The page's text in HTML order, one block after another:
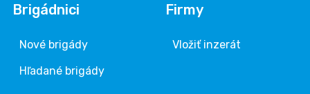
Brigádnici
Nové brigády
Hľadané brigády
Firmy
Vložiť inzerát